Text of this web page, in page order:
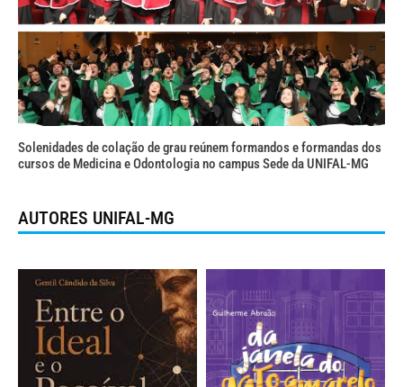
Solenidades de colação de grau reúnem formandos e formandas dos
cursos de Medicina e Odontologia no campus Sede da UNIFAL-MG
AUTORES UNIFAL-MG